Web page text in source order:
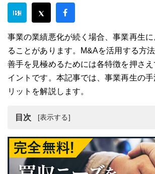
事業の業績悪化が続く場合、事業再生に
ることがあります。M&Aを活用する方
善手を見極めるためには各特徴を押さ
イントです。本記事では、事業再生の手
リットを解説します。
目次
事業再生とは
事業再生の手法一覧